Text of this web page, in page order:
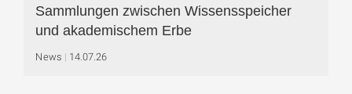
Sammlungen zwischen Wissensspeicher
und akademischem Erbe
News 14.07.26